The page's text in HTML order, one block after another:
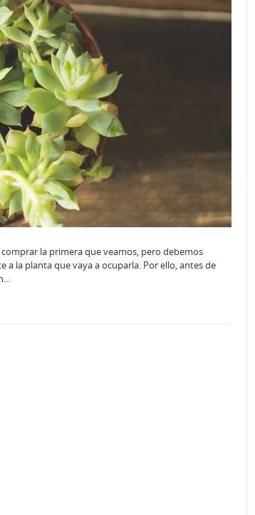
la primera que veamos, pero debemos
la planta que vaya a ocuparla. Por ello, antes de